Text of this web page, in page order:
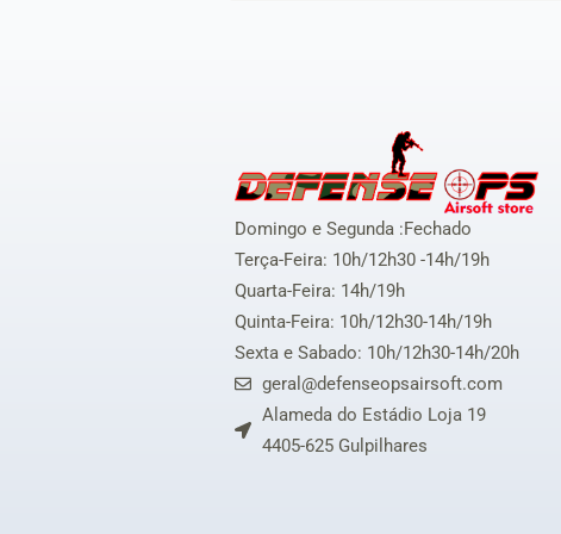
Domingo e Segunda :Fechado
Terça-Feira: 10h/12h30 -14h/19h
Quarta-Feira: 14h/19h
Quinta-Feira: 10h/12h30-14h/19h
Sexta e Sabado: 10h/12h30-14h/20h
geral@defenseopsairsoft.com
Alameda do Estádio Loja 19
4405-625 Gulpilhares